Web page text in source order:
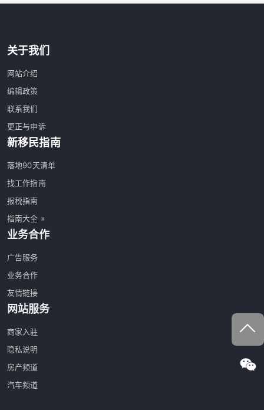
关于我们
网站介绍
编辑政策
联系我们
更正与申诉
新移民指南
落地90天清单
找工作指南
报税指南
指南大全 »
业务合作
广告服务
业务合作
友情链接
网站服务
商家入驻
隐私说明
房产频道
汽车频道